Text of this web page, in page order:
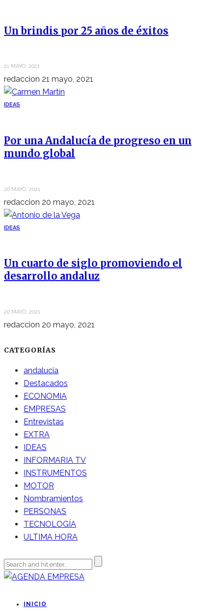
Un brindis por 25 años de éxitos
21 MAYO, 2021
redaccion 21 mayo, 2021
IDEAS
Por una Andalucía de progreso en un
mundo global
20 MAYO, 2021
redaccion 20 mayo, 2021
IDEAS
Un cuarto de siglo promoviendo el
desarrollo andaluz
20 MAYO, 2021
redaccion 20 mayo, 2021
CATEGORÍAS
andalucia
Destacados
ECONOMIA
EMPRESAS
Entrevistas
EXTRA
IDEAS
INFORMARIA TV
INSTRUMENTOS
MOTOR
Nombramientos
PERSONAS
TECNOLOGÍA
ULTIMA HORA
INICIO